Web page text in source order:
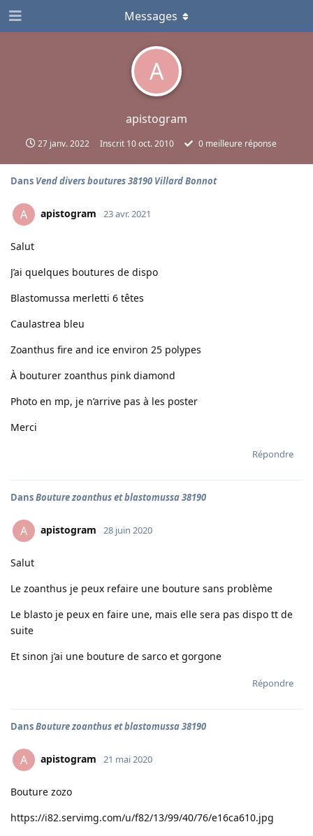
A
apistogram
27 janv. 2022 Inscrit 10 oct. 2010 0 meilleure réponse
Messages
Dans Vend divers boutures 38190 Villard Bonnot
A apistogram 23 avr. 2021
Salut
J’ai quelques boutures de dispo
Blastomussa merletti 6 têtes
Caulastrea bleu
Zoanthus fire and ice environ 25 polypes
À bouturer zoanthus pink diamond
Photo en mp, je n’arrive pas à les poster
Merci
Répondre
DansBouture zoanthus et blastomussa 38190
A apistogram 28 juin 2020
Salut
Le zoanthus je peux refaire une bouture sans problème
Le blasto je peux en faire une, mais elle sera pas dispo tt de
suite
Et sinon j’ai une bouture de sarco et gorgone
Répondre
DansBouture zoanthus et blastomussa 38190
A apistogram 21 mai 2020
Bouture zozo
https://i82.servimg.com/u/f82/13/99/40/76/e16ca610.jpg